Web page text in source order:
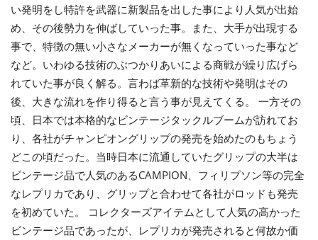
い発明をし特許を武器に新製品を出した事により人気が出始
め、その後勢力を伸ばしていった事。また、大手が出現する
事で、特徴の無い小さなメーカーが無くなっていった事など
など。いわゆる技術のぶつかりあいによる商戦が繰り広げら
れていた事が良く解る。言わば革新的な技術や発明はその
後、大きな流れを作り得ると言う事が見えてくる。 一方その
頃、日本では本格的なビンテージタックルブームが訪れてお
り、各社がチャンピオングリップの発売を始めたのもちょう
どこの頃だった。当時日本に流通していたグリップの大半は
ビンテージ品で人気のあるCAMPION、フィリプソン等の完全
なレプリカであり、グリップと合わせて各社がロッドも発売
を初めていた。 コレクターズアイテムとして人気の高かった
ビンテージ品であったが、レプリカが発売されると何故か価